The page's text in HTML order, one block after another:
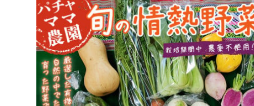
【 5ヶ月連続お届け 】 農園自慢の情熱野菜セット （ 11品 ）【 野菜 詰
根 芽キャベツ レタス じゃがいも さつまいも とうもろこし そら豆 枝豆
TOP
定期便
【 5ヶ月連続お届け 】 農園自慢の情熱野菜セット （ 11品 ）【 野菜 詰
根 芽キャベツ レタス じゃがいも さつまいも とうもろこし そら豆 枝豆
TOP
定期便
野菜(定期便)
【 5ヶ月連続お届け 】 農園自慢の情熱野菜セット （ 11品 ）【 野菜 詰
根 芽キャベツ レタス じゃがいも さつまいも とうもろこし そら豆 枝豆